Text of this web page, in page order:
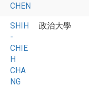
CHEN
SHIH
-
CHIE
H
CHA
NG
政治大學